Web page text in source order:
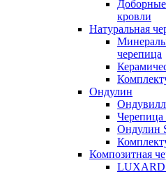
кровли
Натуральная
черепица
Ондулин
Ондулин
Композитная
LUXARD